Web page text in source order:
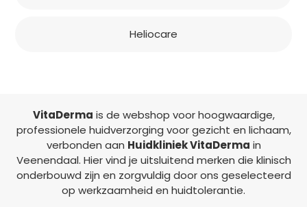
Heliocare
VitaDerma is de webshop voor hoogwaardige,
professionele huidverzorging voor gezicht en lichaam,
verbonden aan Huidkliniek VitaDerma in
Veenendaal. Hier vind je uitsluitend merken die klinisch
onderbouwd zijn en zorgvuldig door ons geselecteerd
op werkzaamheid en huidtolerantie.